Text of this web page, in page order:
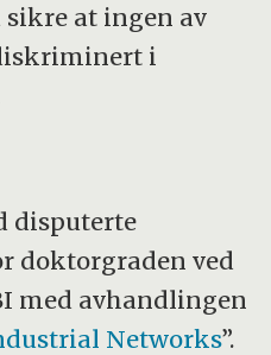
at ingen av
i
disputerte
doktorgraden ved
med avhandlingen
Networks”.